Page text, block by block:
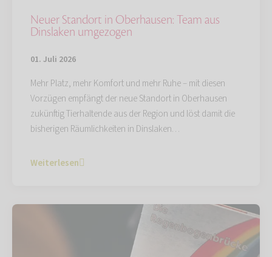
Neuer Standort in Oberhausen: Team aus
Dinslaken umgezogen
01. Juli 2026
Mehr Platz, mehr Komfort und mehr Ruhe – mit diesen
Vorzügen empfängt der neue Standort in Oberhausen
zukünftig Tierhaltende aus der Region und löst damit die
bisherigen Räumlichkeiten in Dinslaken…
Weiterlesen